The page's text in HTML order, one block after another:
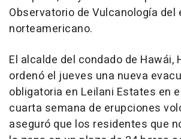
Observatorio de Vulcanología del
norteamericano.
El alcalde del condado de Hawái,
ordenó el jueves una nueva
obligatoria en Leilani Estates en
cuarta semana de erupciones
aseguró que los residentes que